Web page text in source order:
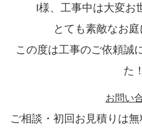
I様、工事中は大変お
とても素敵なお
この度は工事のご依頼誠
た！
お問い
ご相談・初回お見積りは